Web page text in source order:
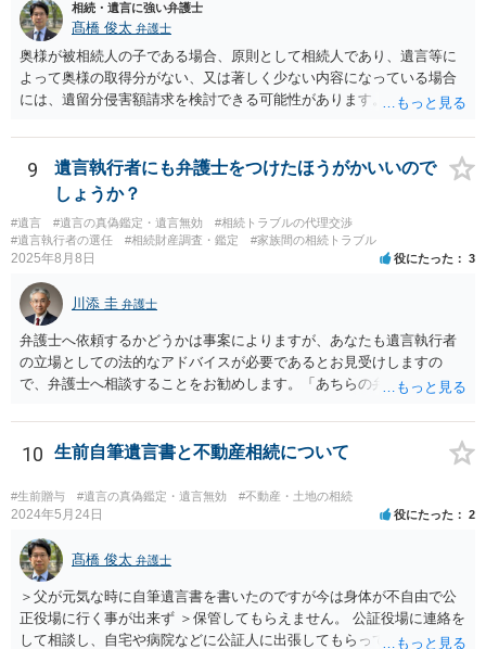
相続・遺言に強い弁護士
髙橋 俊太 弁護士
奥様が被相続人の子である場合、原則として相続人であり、遺言等に
よって奥様の取得分がない、又は著しく少ない内容になっている場合
には、遺留分侵害額請求を検討できる可能性があります。ただし、
記の義務化に関する説明と混同されている可能性があります。相続登
記については、不動産を相続で取得したことを知った日から３年以内
に申請する義務があります。一方、遺留分侵害額請求は、相続開始お
よび遺留分を侵害する贈与・遺贈があったことを知った時から１年で
時効にかかります。また、相続開始から１０年が経過すると、認識の
有無にかかわらず行使できなくなります。 奥様がご両親の死亡を最近
効がいつから進むかは慎重に検討する必要があります。ただし、死亡
から３年が経過しているとのことですので、早急に戸籍、遺言の有
無、不動産登記、遺産分割協議書の有無を確認した方がよいでしょ
う。特に、お姉様側だけで不動産名義を変更している場合、遺言があ
ったのか、遺産分割協議書が作成されているのか、奥様の署名押印が
以前に、法定相続分や遺産分割未了の問題として整理すべき場合もあ
ります。 奥様において戸籍謄本、不動産登記簿、固定資産評価証明
書、遺言書の有無等を確認し、弁護士に個別に相談した方がよいと思
われます。
9
遺言執行者にも弁護士をつけたほうがかいいので
しょうか？
#遺言 #遺言の真偽鑑定・遺言無効
#相続トラブルの代理交渉
#遺言執行者の選任
#相続財産調査・鑑定 #家族間の相続トラブル
2025年8月8日 役にたった 3
川添 圭 弁護士
弁護士へ依頼するかどうかは事案によりますが、あなたも遺言執行者
の立場としての法的なアドバイスが必要であるとお見受けしますの
で、弁護士へ相談することをお勧めします。「あちらの弁護士」（元
誘導しかしてこないと思います。
10 生前自筆遺言書と不動産相続について
#生前贈与 #遺言の真偽鑑定・遺言無効 #不動産・土地の相続
2024年5月24日 役にたった 2
髙橋 俊太 弁護士
＞父が元気な時に自筆遺言書を書いたのですが今は身体が不自由で公
正役場に行く事が出来ず ＞保管してもらえません。 公証役場に連絡を
して相談し、自宅や病院などに公証人に出張してもらって公正証書を